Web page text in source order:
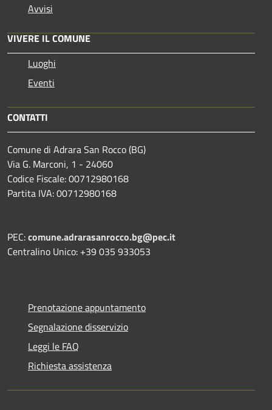
Avvisi
VIVERE IL COMUNE
Luoghi
Eventi
CONTATTI
Comune di Adrara San Rocco (BG)
Via G. Marconi, 1 - 24060
Codice Fiscale: 00712980168
Partita IVA: 00712980168
PEC:comune.adrarasanrocco.bg@pec.it
Centralino Unico: +39 035 933053
Prenotazione appuntamento
Segnalazione disservizio
Leggi le FAQ
Richiesta assistenza